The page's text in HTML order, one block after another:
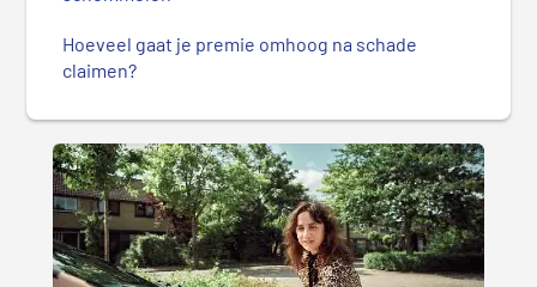
Hoeveel gaat je premie omhoog na schade
claimen?